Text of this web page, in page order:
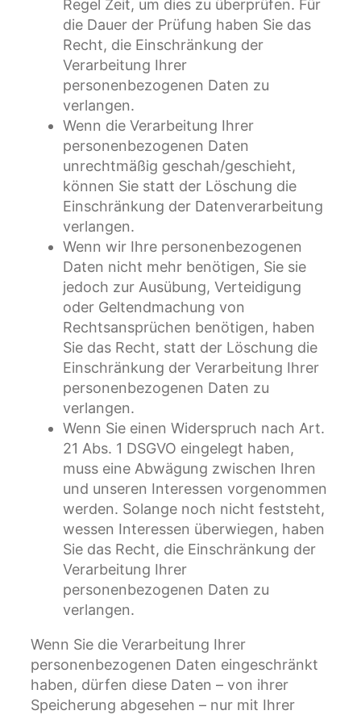
Regel Zeit, um dies zu überprüfen. Für
die Dauer der Prüfung haben Sie das
Recht, die Einschränkung der
Verarbeitung Ihrer
personenbezogenen Daten zu
verlangen.
Wenn die Verarbeitung Ihrer
personenbezogenen Daten
unrechtmäßig geschah/geschieht,
können Sie statt der Löschung die
Einschränkung der Datenverarbeitung
verlangen.
Wenn wir Ihre personenbezogenen
Daten nicht mehr benötigen, Sie sie
jedoch zur Ausübung, Verteidigung
oder Geltendmachung von
Rechtsansprüchen benötigen, haben
Sie das Recht, statt der Löschung die
Einschränkung der Verarbeitung Ihrer
personenbezogenen Daten zu
verlangen.
Wenn Sie einen Widerspruch nach Art.
21 Abs. 1 DSGVO eingelegt haben,
muss eine Abwägung zwischen Ihren
und unseren Interessen vorgenommen
werden. Solange noch nicht feststeht,
wessen Interessen überwiegen, haben
Sie das Recht, die Einschränkung der
Verarbeitung Ihrer
personenbezogenen Daten zu
verlangen.
Wenn Sie die Verarbeitung Ihrer
personenbezogenen Daten eingeschränkt
haben, dürfen diese Daten – von ihrer
Speicherung abgesehen – nur mit Ihrer